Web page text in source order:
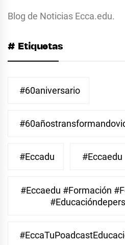
Blog de Noticias Ecca.edu.
# Etiquetas
#60aniversario
#eccadu #eccaedu
#eccaedu #formación